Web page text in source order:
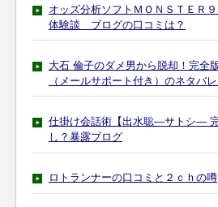
オッズ分析ソフトＭＯＮＳＴＥＲ
体験談 ブログの口コミは？
大石 倫子のダメ男から脱却！完全
（メールサポート付き）のネタバ
仕掛け会話術【出水聡―サトシ―
し？暴露ブログ
ロトランナーの口コミと２ｃｈの噂